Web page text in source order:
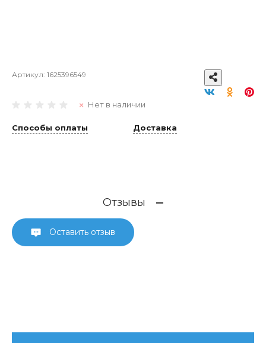
Артикул: 1625396549
Нет в наличии
Способы оплаты Доставка
Отзывы
Оставить отзыв